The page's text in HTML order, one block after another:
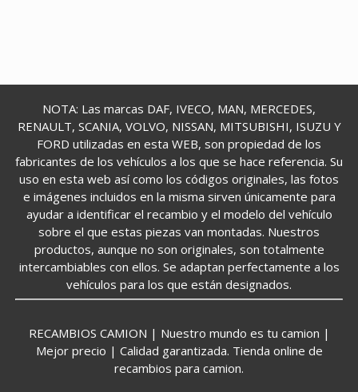
NOTA: Las marcas DAF, IVECO, MAN, MERCEDES,
RENAULT, SCANIA, VOLVO, NISSAN, MITSUBISHI, ISUZU Y
FORD utilizadas en esta WEB, son propiedad de los
fabricantes de los vehículos a los que se hace referencia. Su
uso en esta web así como los códigos originales, las fotos
e imágenes incluidos en la misma sirven únicamente para
ayudar a identificar el recambio y el modelo del vehículo
sobre el que estas piezas van montadas. Nuestros
productos, aunque no son originales, son totalmente
intercambiables con ellos. Se adaptan perfectamente a los
vehículos para los que están designados.
RECAMBIOS CAMION | Nuestro mundo es tu camion |
Mejor precio | Calidad garantizada. Tienda online de
recambios para camion.